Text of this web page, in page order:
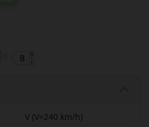
V (V=240 km/h)